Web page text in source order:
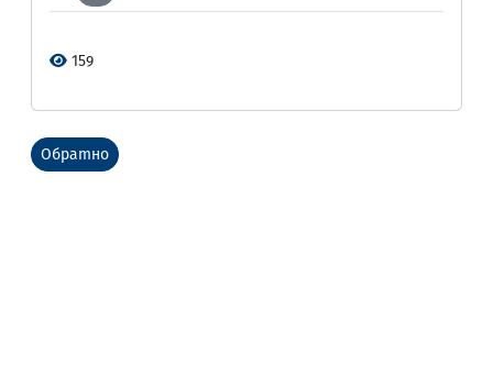
159
Обратно